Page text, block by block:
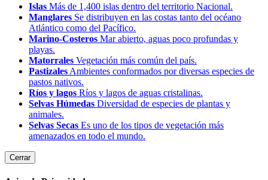
Islas Más de 1,400 islas dentro del territorio Nacional.
Manglares Se distribuyen en las costas tanto del océano
Atlántico como del Pacífico.
Marino-Costeros Mar abierto, aguas poco profundas y
playas.
Matorrales Vegetación más común del país.
Pastizales Ambientes conformados por diversas especies de
pastos nativos.
Ríos y lagos Ríos y lagos de aguas cristalinas.
Selvas Húmedas Diversidad de especies de plantas y
animales.
Selvas Secas Es uno de los tipos de vegetación más
amenazados en todo el mundo.
Cerrar